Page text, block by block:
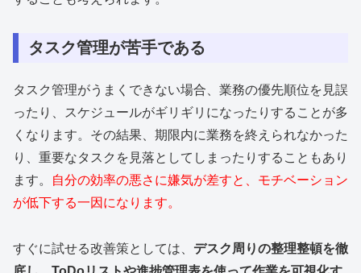
タスク管理が苦手である
タスク管理がうまくできない場合、業務の優先順位を見誤
ったり、スケジュールがギリギリになったりすることが多
くなります。その結果、期限内に業務を終えられなかった
り、重要なタスクを見落としてしまったりすることもあり
ます。
自分の効率の悪さに嫌気が差すと、モチベーション
が低下する一因になります。
すぐに試せる改善策としては、 デスク周りの整理整頓を徹